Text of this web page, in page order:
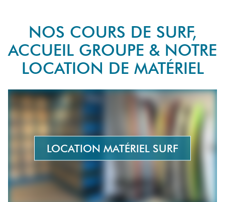
NOS COURS DE SURF,
ACCUEIL GROUPE & NOTRE
LOCATION DE MATÉRIEL
LOCATION MATÉRIEL SURF